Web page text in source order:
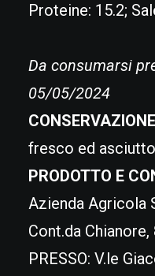
Proteine: 15.2;
Da consumarsi
05/05/2024
fresco ed
PRODOTTO E
Azienda Agricola
Cont.da
PRESSO: V.le